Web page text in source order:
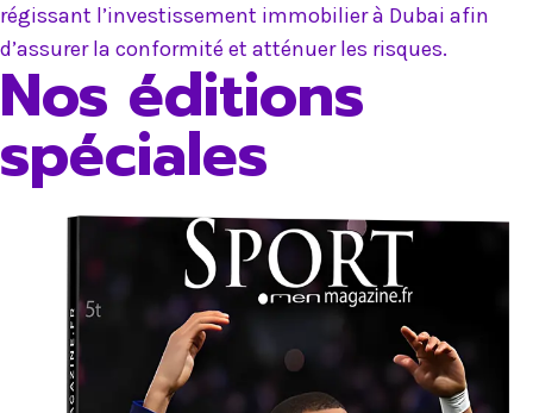
régissant l’investissement immobilier à Dubai afin
d’assurer la conformité et atténuer les risques.
Nos éditions
spéciales